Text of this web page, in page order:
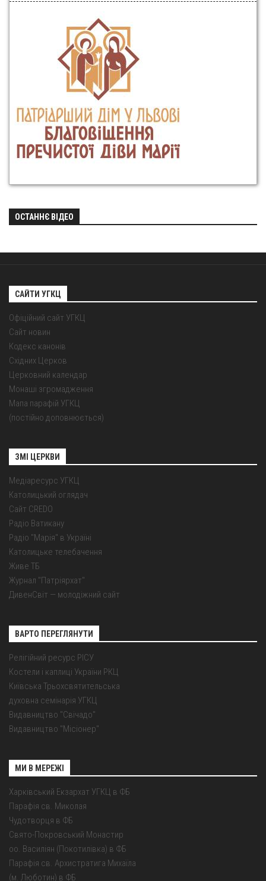
ОСТАННЄ ВІДЕО
САЙТИ УГКЦ
Офіційний сайт УГКЦ
Сайт новин
Кодекс канонів
Східних Церков
Церковний календар
Монаші згромадження
Мапа парафій УГКЦ
(постійно доповнюється)
ЗМІ ЦЕРКВИ
Медіаресурс УГКЦ
Католицький оглядач
Сайт CREDO
Радіо Ватикану
Радіо "Марія" в Україні
Католицьке телебачення
Живе ТБ
Журнал "Патріярхат"
ДивенСвіт — молодіжний сайт
ВАРТО ПЕРЕГЛЯНУТИ
Релігійний ресурс РІСУ
Костели і каплиці України РКЦ
Київська Трьохсвятительська
духовна семінарія УГКЦ
Видавництво "Свічадо"
Видавництво "Місіонер"
МИ В МЕРЕЖІ
Харківський Екзархат УГКЦ в ФБ
Парафія св. Миколая
Чудотворця в ФБ
Свято-Покровський Монастир
оо. Василіян (Покотилівка) в ФБ
Парафія св. Архистратига Михаїла
(м. Люботин) в ФБ